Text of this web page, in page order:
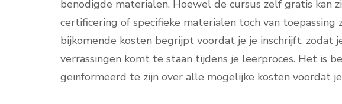
benodigde materialen. Hoewel de cursus zelf gratis kan
certificering of specifieke materialen toch van toepassing
bijkomende kosten begrijpt voordat je je inschrijft, zodat
verrassingen komt te staan tijdens je leerproces. Het is
geïnformeerd te zijn over alle mogelijke kosten voordat